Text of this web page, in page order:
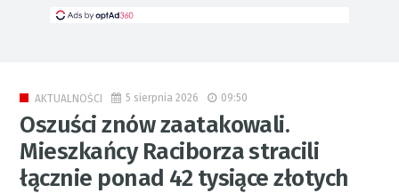
AKTUALNOŚCI 5 sierpnia 2026 09:50
Oszuści znów zaatakowali.
Mieszkańcy Raciborza stracili
łącznie ponad 42 tysiące złotych